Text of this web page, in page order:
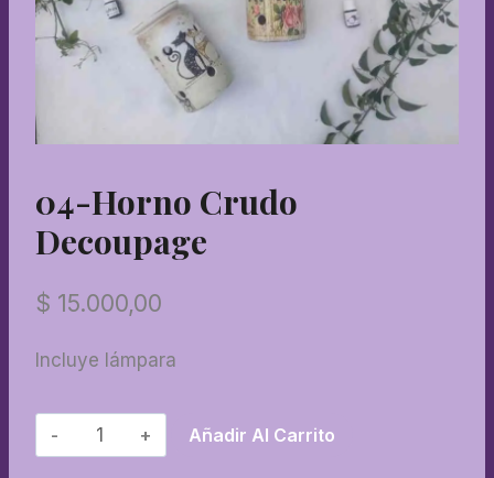
04-Horno Crudo
Decoupage
$ 15.000,00
Incluye lámpara
04-
Horno
Añadir Al Carrito